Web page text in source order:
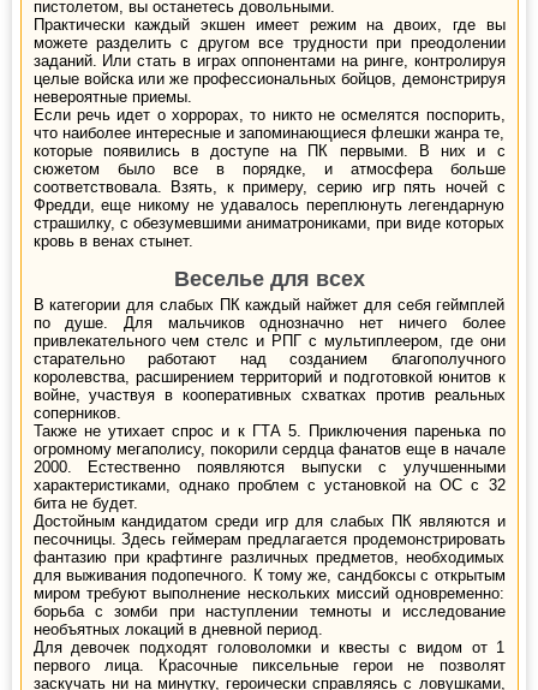
пистолетом, вы останетесь довольными.
Практически каждый экшен имеет режим на двоих, где вы
можете разделить с другом все трудности при преодолении
заданий. Или стать в играх оппонентами на ринге, контролируя
целые войска или же профессиональных бойцов, демонстрируя
невероятные приемы.
Если речь идет о хоррорах, то никто не осмелятся поспорить,
что наиболее интересные и запоминающиеся флешки жанра те,
которые появились в доступе на ПК первыми. В них и с
сюжетом было все в порядке, и атмосфера больше
соответствовала. Взять, к примеру, серию игр пять ночей с
Фредди, еще никому не удавалось переплюнуть легендарную
страшилку, с обезумевшими аниматрониками, при виде которых
кровь в венах стынет.
Веселье для всех
В категории для слабых ПК каждый найжет для себя геймплей
по душе. Для мальчиков однозначно нет ничего более
привлекательного чем стелс и РПГ с мультиплеером, где они
старательно работают над созданием благополучного
королевства, расширением территорий и подготовкой юнитов к
войне, участвуя в кооперативных схватках против реальных
соперников.
Также не утихает спрос и к ГТА 5. Приключения паренька по
огромному мегаполису, покорили сердца фанатов еще в начале
2000. Естественно появляются выпуски с улучшенными
характеристиками, однако проблем с установкой на ОС с 32
бита не будет.
Достойным кандидатом среди игр для слабых ПК являются и
песочницы. Здесь геймерам предлагается продемонстрировать
фантазию при крафтинге различных предметов, необходимых
для выживания подопечного. К тому же, сандбоксы с открытым
миром требуют выполнение нескольких миссий одновременно:
борьба с зомби при наступлении темноты и исследование
необъятных локаций в дневной период.
Для девочек подходят головоломки и квесты с видом от 1
первого лица. Красочные пиксельные герои не позволят
заскучать ни на минутку, героически справляясь с ловушками,